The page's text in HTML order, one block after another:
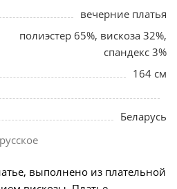
вечерние платья
полиэстер 65%, вискоза 32%,
спандекс 3%
164 см
Беларусь
выполнено из плательной